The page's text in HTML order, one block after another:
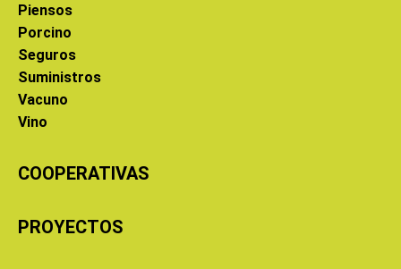
Piensos
Porcino
Seguros
Suministros
Vacuno
Vino
COOPERATIVAS
PROYECTOS